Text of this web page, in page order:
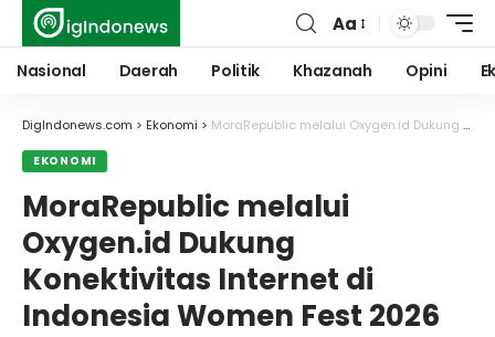
Font
Resizer
Aa
Nasional Daerah Politik Khazanah Opini
DigIndonews.com > Ekonomi > MoraRepublic melalui Oxygen.id Dukung Konektivitas Internet di Indonesia Women Fest 2026
EKONOMI
MoraRepublic melalui
Oxygen.id Dukung
Konektivitas Internet di
Indonesia Women Fest 2026